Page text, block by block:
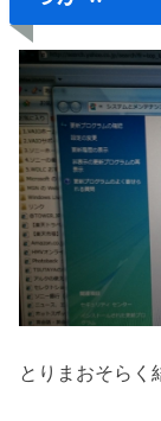
とりまおそらく